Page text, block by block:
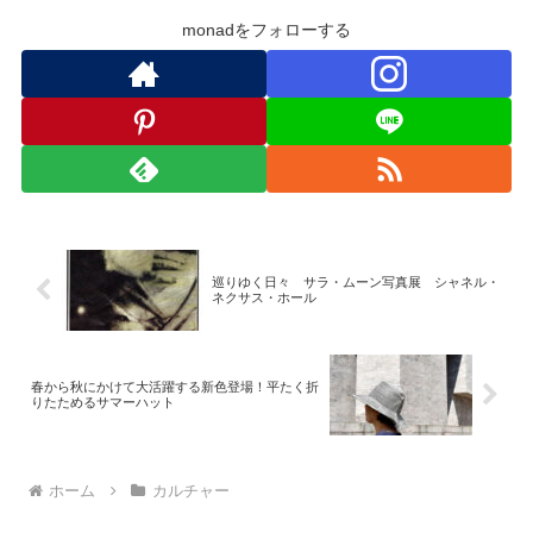
monadをフォローする
巡りゆく日々 サラ・ムーン写真展 シャネル・
ネクサス・ホール
春から秋にかけて大活躍する新色登場！平たく折
りたためるサマーハット
ホーム カルチャー